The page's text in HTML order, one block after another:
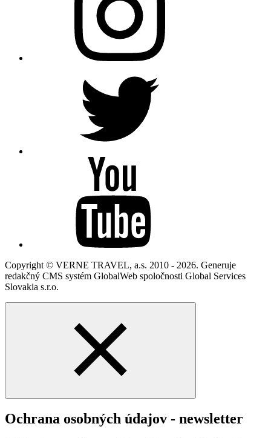
Copyright © VERNE TRAVEL, a.s. 2010 - 2026. Generuje
redakčný CMS systém GlobalWeb spoločnosti Global Services
Slovakia s.r.o.
Ochrana osobných údajov - newsletter